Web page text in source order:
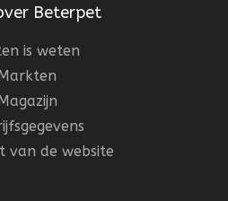
Beterpet
is weten
van de website